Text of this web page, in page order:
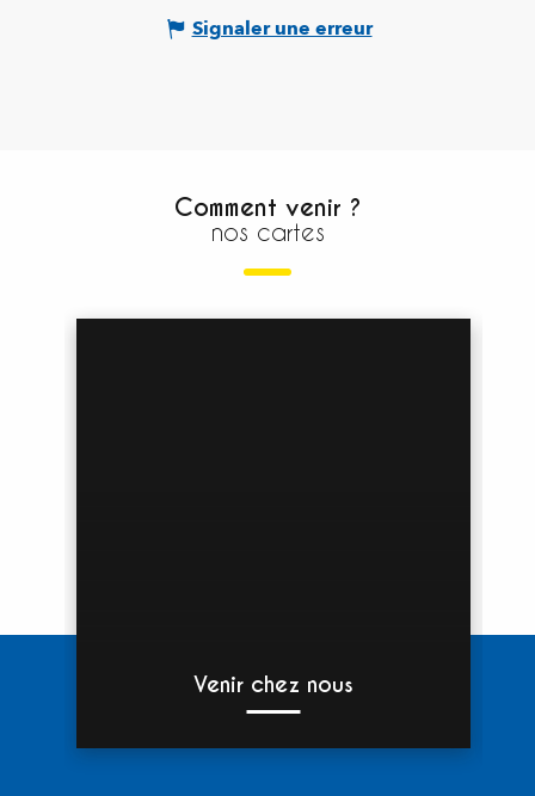
Signaler une erreur
Comment venir ?
nos cartes
Venir chez nous